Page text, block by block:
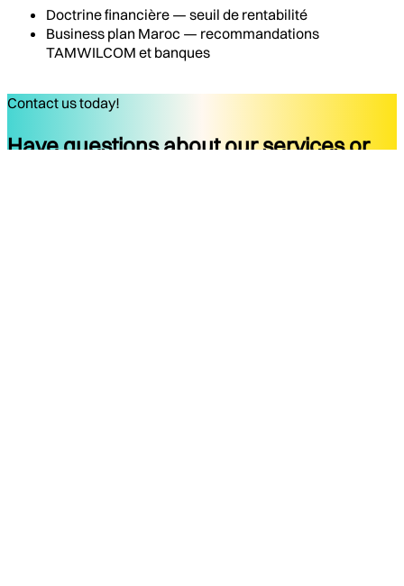
Doctrine financière — seuil de rentabilité
Business plan Maroc — recommandations
TAMWILCOM et banques
Contact us today!
Have questions about our services or